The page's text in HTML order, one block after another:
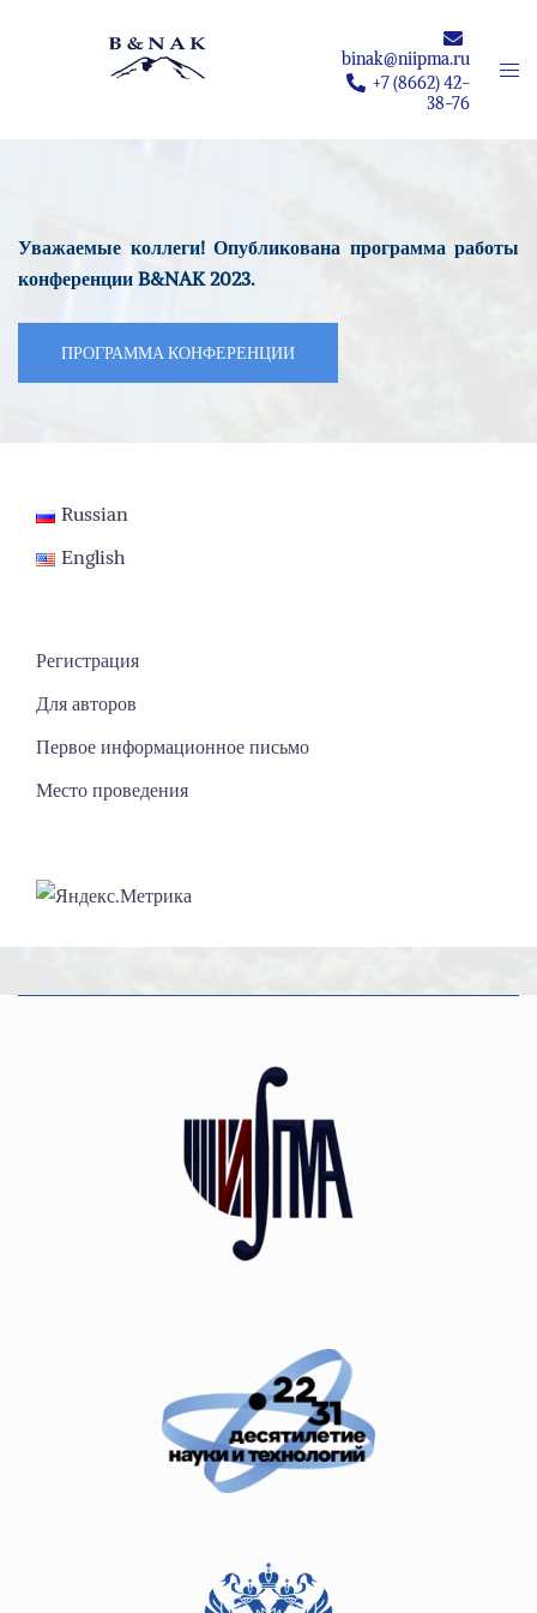
содержимому
binak@niipma.ru
+7 (8662) 42-
38-76
Уважаемые коллеги! Опубликована программа работы
конференции B&NAK 2023.
ПРОГРАММА КОНФЕРЕНЦИИ
Russian
English
Регистрация
Для авторов
Первое информационное письмо
Место проведения